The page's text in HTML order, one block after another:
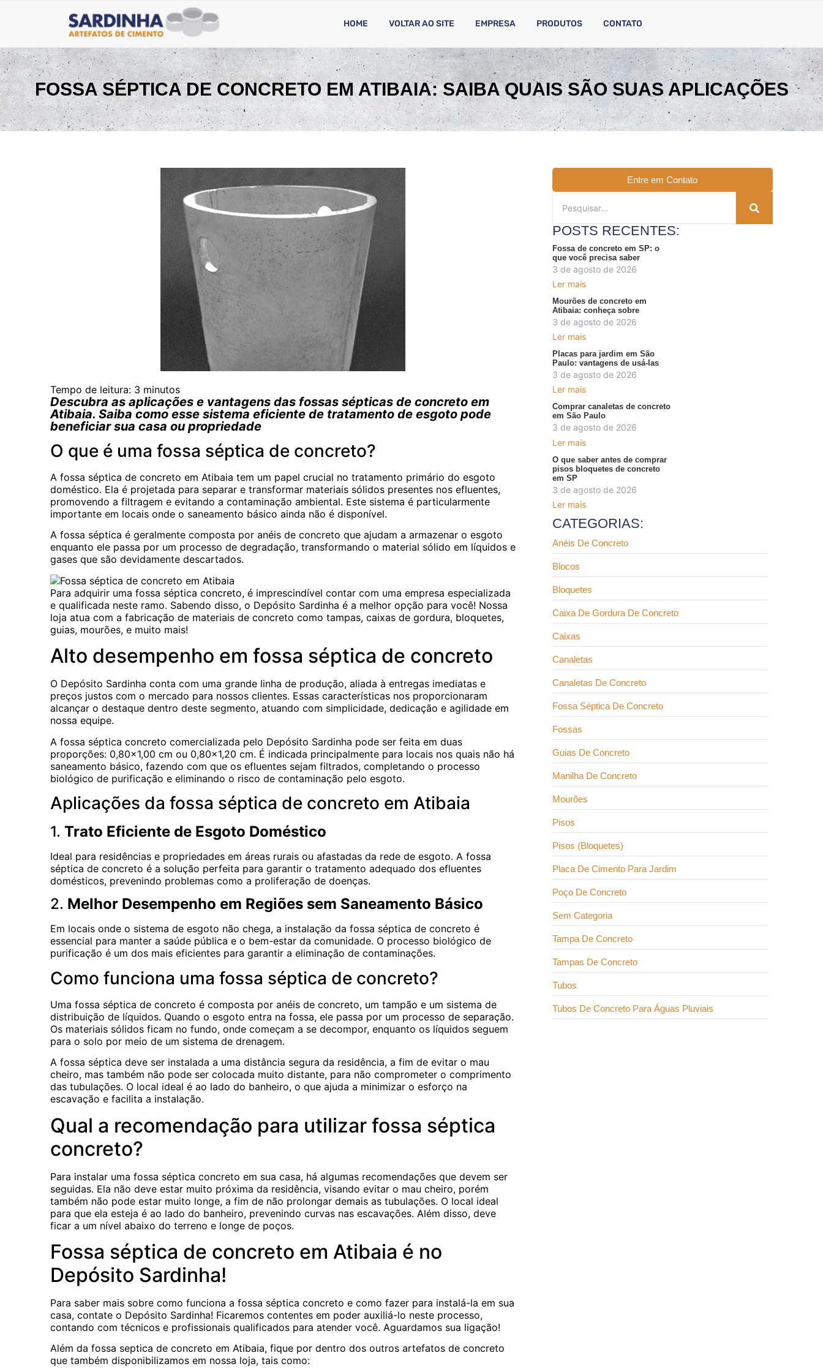
HOME VOLTAR AO SITE EMPRESA PRODUTOS CONTATO
FOSSA SÉPTICA DE CONCRETO EM ATIBAIA: SAIBA QUAIS SÃO SUAS APLICAÇÕES
Tempo de leitura: 3 minutos
Descubra as aplicações e vantagens das fossas sépticas de concreto em
Atibaia. Saiba como esse sistema eficiente de tratamento de esgoto pode
beneficiar sua casa ou propriedade
O que é uma fossa séptica de concreto?
A fossa séptica de concreto em Atibaia tem um papel crucial no tratamento primário do esgoto
doméstico. Ela é projetada para separar e transformar materiais sólidos presentes nos efluentes,
promovendo a filtragem e evitando a contaminação ambiental. Este sistema é particularmente
importante em locais onde o saneamento básico ainda não é disponível.
A fossa séptica é geralmente composta por anéis de concreto que ajudam a armazenar o esgoto
enquanto ele passa por um processo de degradação, transformando o material sólido em líquidos e
gases que são devidamente descartados.
Para adquirir uma fossa séptica concreto, é imprescindível contar com uma empresa especializada
e qualificada neste ramo. Sabendo disso, o Depósito Sardinha é a melhor opção para você! Nossa
loja atua com a fabricação de materiais de concreto como tampas, caixas de gordura, bloquetes,
guias, mourões, e muito mais!
Alto desempenho em fossa séptica de concreto
O Depósito Sardinha conta com uma grande linha de produção, aliada à entregas imediatas e
preços justos com o mercado para nossos clientes. Essas características nos proporcionaram
alcançar o destaque dentro deste segmento, atuando com simplicidade, dedicação e agilidade em
nossa equipe.
A fossa séptica concreto comercializada pelo Depósito Sardinha pode ser feita em duas
proporções: 0,80×1,00 cm ou 0,80×1,20 cm. É indicada principalmente para locais nos quais não há
saneamento básico, fazendo com que os efluentes sejam filtrados, completando o processo
biológico de purificação e eliminando o risco de contaminação pelo esgoto.
Aplicações da fossa séptica de concreto em Atibaia
1. Trato Eficiente de Esgoto Doméstico
Ideal para residências e propriedades em áreas rurais ou afastadas da rede de esgoto. A fossa
séptica de concreto é a solução perfeita para garantir o tratamento adequado dos efluentes
domésticos, prevenindo problemas como a proliferação de doenças.
2. Melhor Desempenho em Regiões sem Saneamento Básico
Em locais onde o sistema de esgoto não chega, a instalação da fossa séptica de concreto é
essencial para manter a saúde pública e o bem-estar da comunidade. O processo biológico de
purificação é um dos mais eficientes para garantir a eliminação de contaminações.
Como funciona uma fossa séptica de concreto?
Uma fossa séptica de concreto é composta por anéis de concreto, um tampão e um sistema de
distribuição de líquidos. Quando o esgoto entra na fossa, ele passa por um processo de separação.
Os materiais sólidos ficam no fundo, onde começam a se decompor, enquanto os líquidos seguem
para o solo por meio de um sistema de drenagem.
A fossa séptica deve ser instalada a uma distância segura da residência, a fim de evitar o mau
cheiro, mas também não pode ser colocada muito distante, para não comprometer o comprimento
das tubulações. O local ideal é ao lado do banheiro, o que ajuda a minimizar o esforço na
escavação e facilita a instalação.
Qual a recomendação para utilizar fossa séptica
concreto?
Para instalar uma fossa séptica concreto em sua casa, há algumas recomendações que devem ser
seguidas. Ela não deve estar muito próxima da residência, visando evitar o mau cheiro, porém
também não pode estar muito longe, a fim de não prolongar demais as tubulações. O local ideal
para que ela esteja é ao lado do banheiro, prevenindo curvas nas escavações. Além disso, deve
ficar a um nível abaixo do terreno e longe de poços.
Fossa séptica de concreto em Atibaia é no
Depósito Sardinha!
Para saber mais sobre como funciona a fossa séptica concreto e como fazer para instalá-la em sua
casa, contate o Depósito Sardinha! Ficaremos contentes em poder auxiliá-lo neste processo,
contando com técnicos e profissionais qualificados para atender você. Aguardamos sua ligação!
Além da fossa septica de concreto em Atibaia, fique por dentro dos outros artefatos de concreto
que também disponibilizamos em nossa loja, tais como:
Entre em Contato
POSTS RECENTES:
Fossa de concreto em SP: o
que você precisa saber
3 de agosto de 2026
Ler mais
Mourões de concreto em
Atibaia: conheça sobre
3 de agosto de 2026
Ler mais
Placas para jardim em São
Paulo: vantagens de usá-las
3 de agosto de 2026
Ler mais
Comprar canaletas de concreto
em São Paulo
3 de agosto de 2026
Ler mais
O que saber antes de comprar
pisos bloquetes de concreto
em SP
3 de agosto de 2026
Ler mais
CATEGORIAS:
Anéis De Concreto
Blocos
Bloquetes
Caixa De Gordura De Concreto
Caixas
Canaletas
Canaletas De Concreto
Fossa Séptica De Concreto
Fossas
Guias De Concreto
Manilha De Concreto
Mourões
Pisos
Pisos (Bloquetes)
Placa De Cimento Para Jardim
Poço De Concreto
Sem Categoria
Tampa De Concreto
Tampas De Concreto
Tubos
Tubos De Concreto Para Águas Pluviais